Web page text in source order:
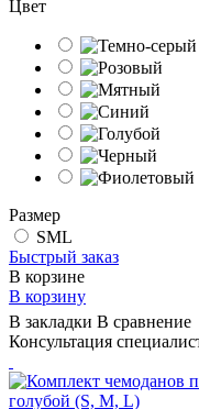
Цвет
Размер
SML
Быстрый заказ
В корзине
В корзину
В закладки В сравнение
Консультация